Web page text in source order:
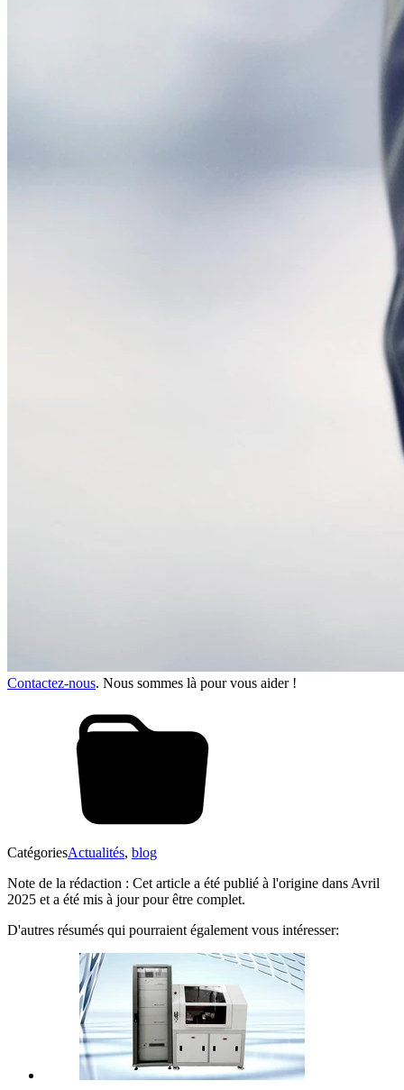
Contactez-nous. Nous sommes là pour vous aider !
CatégoriesActualités, blog
Note de la rédaction : Cet article a été publié à l'origine dans Avril
2025 et a été mis à jour pour être complet.
D'autres résumés qui pourraient également vous intéresser: